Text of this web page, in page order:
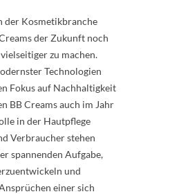
der Kosmetikbranche
der Zukunft noch
zu machen.
Technologien
Fokus auf Nachhaltigkeit
BB Creams auch im Jahr
in der Hautpflege
Verbraucher stehen
spannenden Aufgabe,
und
einer sich